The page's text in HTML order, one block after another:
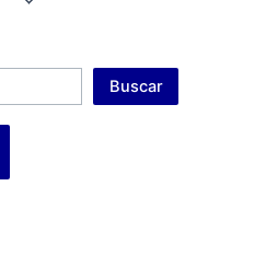
Buscar